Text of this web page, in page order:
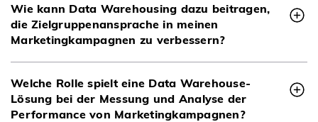
Wie kann Data Warehousing dazu beitragen,
die Zielgruppenansprache in meinen
Marketingkampagnen zu verbessern?
Welche Rolle spielt eine Data Warehouse-
Lösung bei der Messung und Analyse der
Performance von Marketingkampagnen?